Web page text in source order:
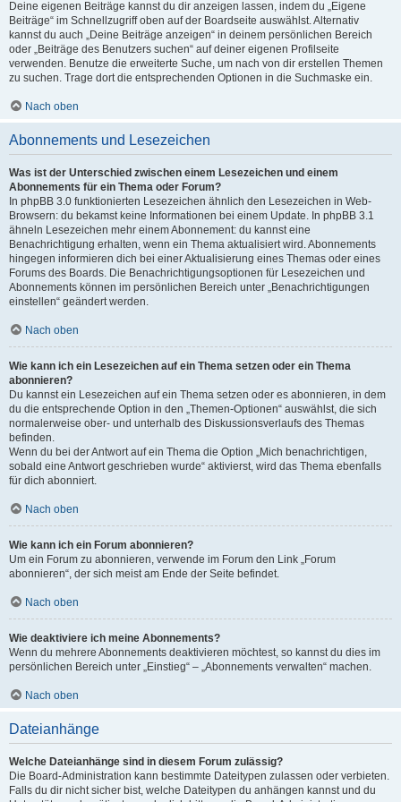
Deine eigenen Beiträge kannst du dir anzeigen lassen, indem du „Eigene
Beiträge“ im Schnellzugriff oben auf der Boardseite auswählst. Alternativ
kannst du auch „Deine Beiträge anzeigen“ in deinem persönlichen Bereich
oder „Beiträge des Benutzers suchen“ auf deiner eigenen Profilseite
verwenden. Benutze die erweiterte Suche, um nach von dir erstellen Themen
zu suchen. Trage dort die entsprechenden Optionen in die Suchmaske ein.
Nach oben
Abonnements und Lesezeichen
Was ist der Unterschied zwischen einem Lesezeichen und einem
Abonnements für ein Thema oder Forum?
In phpBB 3.0 funktionierten Lesezeichen ähnlich den Lesezeichen in Web-
Browsern: du bekamst keine Informationen bei einem Update. In phpBB 3.1
ähneln Lesezeichen mehr einem Abonnement: du kannst eine
Benachrichtigung erhalten, wenn ein Thema aktualisiert wird. Abonnements
hingegen informieren dich bei einer Aktualisierung eines Themas oder eines
Forums des Boards. Die Benachrichtigungsoptionen für Lesezeichen und
Abonnements können im persönlichen Bereich unter „Benachrichtigungen
einstellen“ geändert werden.
Nach oben
Wie kann ich ein Lesezeichen auf ein Thema setzen oder ein Thema
abonnieren?
Du kannst ein Lesezeichen auf ein Thema setzen oder es abonnieren, in dem
du die entsprechende Option in den „Themen-Optionen“ auswählst, die sich
normalerweise ober- und unterhalb des Diskussionsverlaufs des Themas
befinden.
Wenn du bei der Antwort auf ein Thema die Option „Mich benachrichtigen,
sobald eine Antwort geschrieben wurde“ aktivierst, wird das Thema ebenfalls
für dich abonniert.
Nach oben
Wie kann ich ein Forum abonnieren?
Um ein Forum zu abonnieren, verwende im Forum den Link „Forum
abonnieren“, der sich meist am Ende der Seite befindet.
Nach oben
Wie deaktiviere ich meine Abonnements?
Wenn du mehrere Abonnements deaktivieren möchtest, so kannst du dies im
persönlichen Bereich unter „Einstieg“ – „Abonnements verwalten“ machen.
Nach oben
Dateianhänge
Welche Dateianhänge sind in diesem Forum zulässig?
Die Board-Administration kann bestimmte Dateitypen zulassen oder verbieten.
Falls du dir nicht sicher bist, welche Dateitypen du anhängen kannst und du